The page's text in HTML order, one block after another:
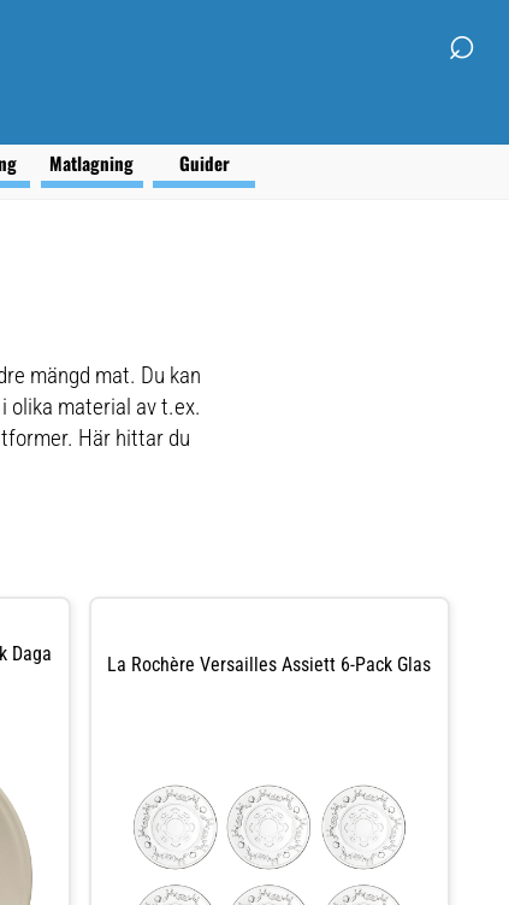
⌕
Matlagning Guider
mängd mat. Du kan
olika material av t.ex.
Här hittar du
Daga
La Rochère Versailles Assiett 6-Pack Glas